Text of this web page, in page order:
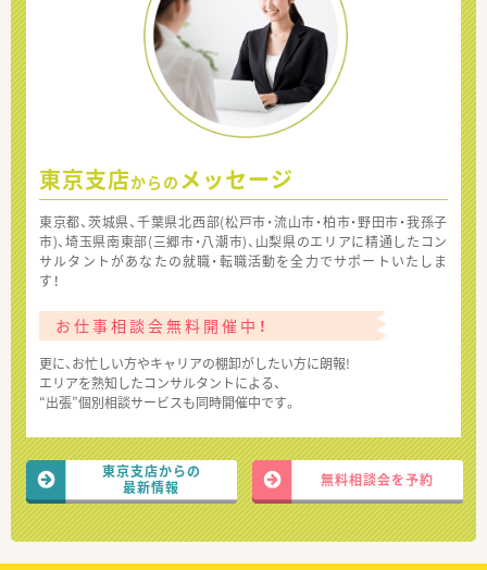
東京支店からの メッセージ
東京都、茨城県、千葉県北西部(松戸市・流山市・柏市・野田市・我孫子
市)、埼玉県南東部(三郷市・八潮市)、山梨県のエリアに精通したコン
サルタントがあなたの就職・転職活動を全力でサポートいたしま
す！
お仕事相談会無料開催中！
更に、お忙しい方やキャリアの棚卸がしたい方に朗報!
エリアを熟知したコンサルタントによる、
“出張”個別相談サービスも同時開催中です。
東京支店からの
最新情報
無料相談会を予約